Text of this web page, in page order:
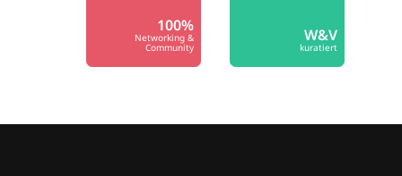
100%
Networking &
Community
W&V
kuratiert